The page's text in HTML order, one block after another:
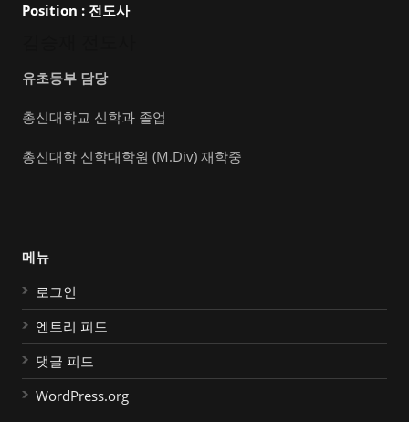
Position : 전도사
유초등부 담당
총신대학교 신학과 졸업
총신대학 신학대학원 (M.Div) 재학중
메뉴
로그인
엔트리 피드
댓글 피드
WordPress.org